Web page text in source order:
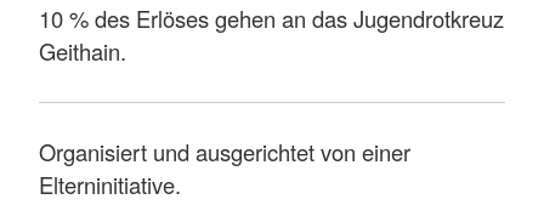
10 % des Erlöses gehen an das Jugendrotkreuz
Geithain.
Organisiert und ausgerichtet von einer
Elterninitiative.